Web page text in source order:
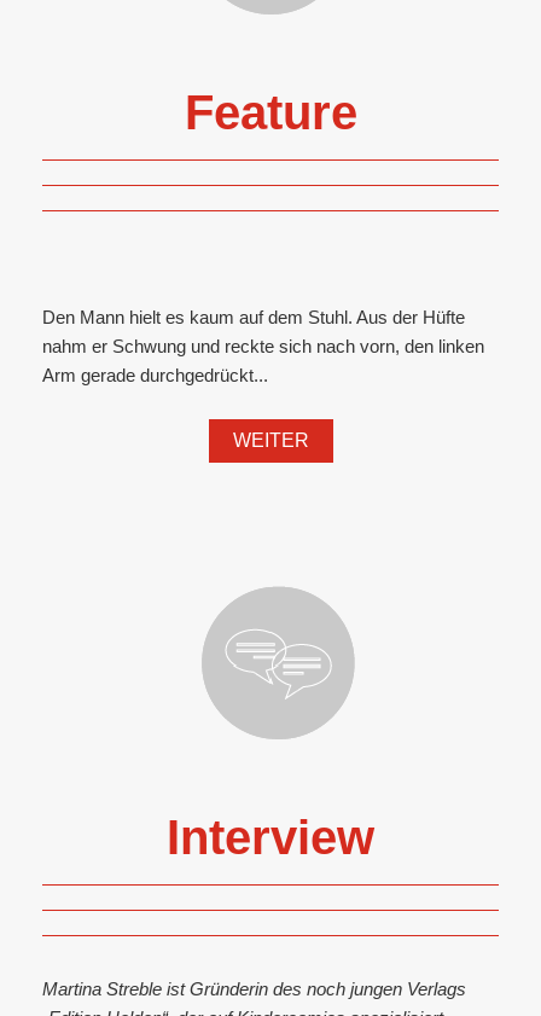
Feature
Den Mann hielt es kaum auf dem Stuhl. Aus der Hüfte
nahm er Schwung und reckte sich nach vorn, den linken
Arm gerade durchgedrückt...
WEITER
Interview
Martina Streble ist Gründerin des noch jungen Verlags